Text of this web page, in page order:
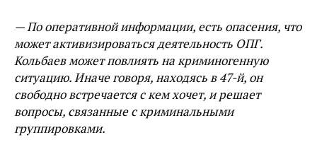
— По оперативной информации, есть опасения, что
может активизироваться деятельность ОПГ.
Кольбаев может повлиять на криминогенную
ситуацию. Иначе говоря, находясь в 47-й, он
свободно встречается с кем хочет, и решает
вопросы, связанные с криминальными
группировками.